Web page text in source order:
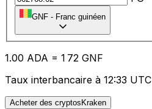
GNF - Franc guinéen
1.00 ADA = 1 72 GNF
Taux interbancaire à 12:33 UTC
Acheter des cryptosKraken